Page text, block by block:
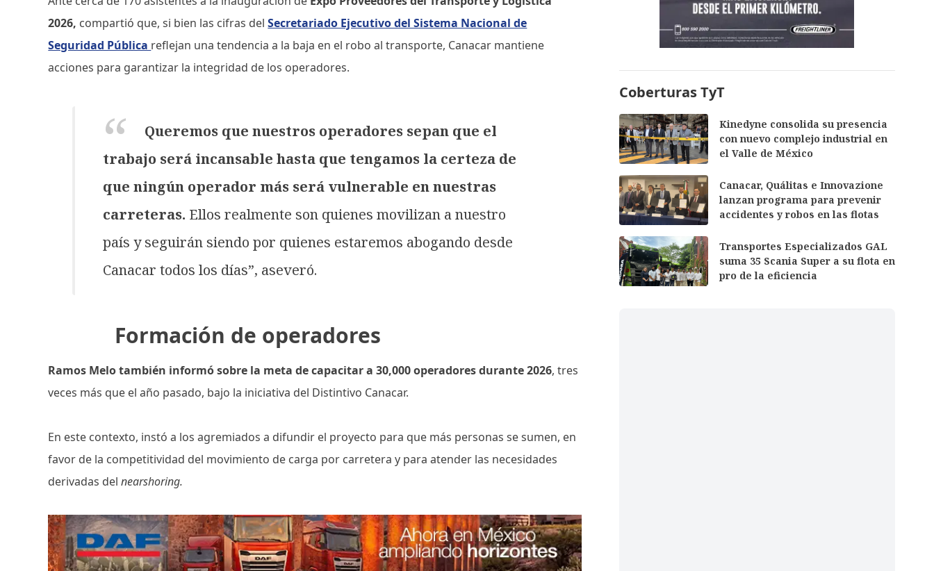
2026, compartió que, si bien las cifras delSecretariado Ejecutivo del Sistema Nacional de
Seguridad Pública reflejan una tendencia a la baja en el robo al transporte, Canacar mantiene
acciones para garantizar la integridad de los operadores.
Queremos que nuestros operadores sepan que el
trabajo será incansable hasta que tengamos la certeza de
que ningún operador más será vulnerable en nuestras
carreteras. Ellos realmente son quienes movilizan a nuestro
país y seguirán siendo por quienes estaremos abogando desde
Canacar todos los días”, aseveró.
Formación de operadores
Ramos Melo también informó sobre la meta de capacitar a 30,000 operadores durante 2026, tres
veces más que el año pasado, bajo la iniciativa del Distintivo Canacar.
En este contexto, instó a los agremiados a difundir el proyecto para que más personas se sumen, en
favor de la competitividad del movimiento de carga por carretera y para atender las necesidades
derivadas delnearshoring.
Coberturas TyT
Kinedyne consolida su presencia
con nuevo complejo industrial en
el Valle de México
Canacar, Quálitas e Innovazione
lanzan programa para prevenir
accidentes y robos en las flotas
Transportes Especializados GAL
suma 35 Scania Super a su flota en
pro de la eficiencia